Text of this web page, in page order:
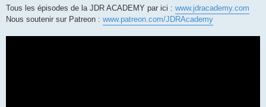
Tous les épisodes de la JDR ACADEMY par ici : www.jdracademy.com
Nous soutenir sur Patreon : www.patreon.com/JDRAcademy